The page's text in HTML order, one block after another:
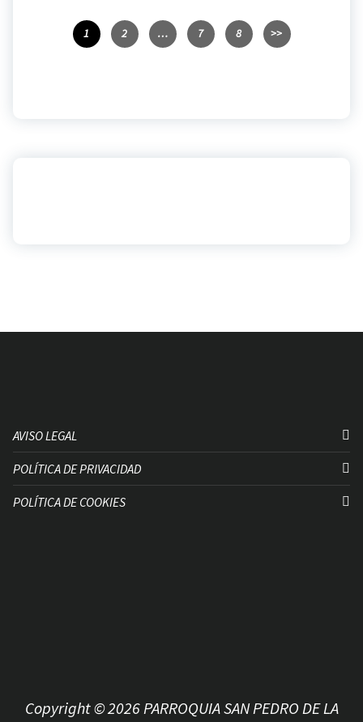
1 2 … 7 8
AVISO LEGAL
POLÍTICA DE PRIVACIDAD
POLÍTICA DE COOKIES
Copyright © 2026 PARROQUIA SAN PEDRO DE LA